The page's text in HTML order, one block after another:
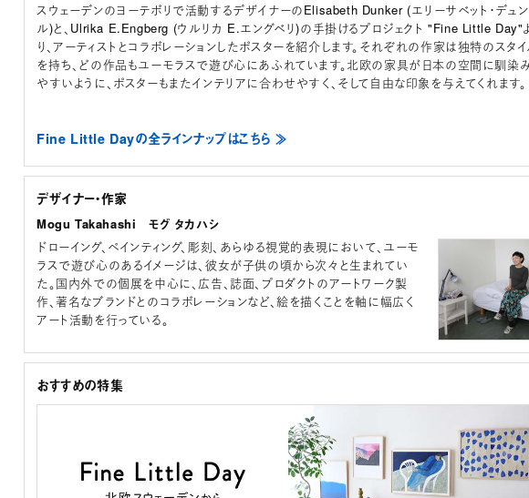
スウェーデンのヨーテボリで活動するデザイナーのElisabeth Dunker (エリーサベット・デュ
ル)と、Ulrika E.Engberg (ウルリカ E.エングベリ)の手掛けるプロジェクト "Fine Little Day"
り、アーティストとコラボレーションしたポスターを紹介します。それぞれの作家は独特のスタイ
を持ち、どの作品もユーモラスで遊び心にあふれています。北欧の家具が日本の空間に馴染
やすいように、ポスターもまたインテリアに合わせやすく、そして自由な印象を与えてくれます。
Fine Little Dayの全ラインナップはこちら ≫
デザイナー・作家
Mogu Takahashi モグ タカハシ
ドローイング、ペインティング、彫刻、あらゆる視覚的表現において、ユーモ
ラスで遊び心のあるイメージは、彼女が子供の頃から次々と生まれてい
た。国内外での個展を中心に、広告、誌面、プロダクトのアートワーク製
作、著名なブランドとのコラボレーションなど、絵を描くことを軸に幅広く
アート活動を行っている。
おすすめの特集